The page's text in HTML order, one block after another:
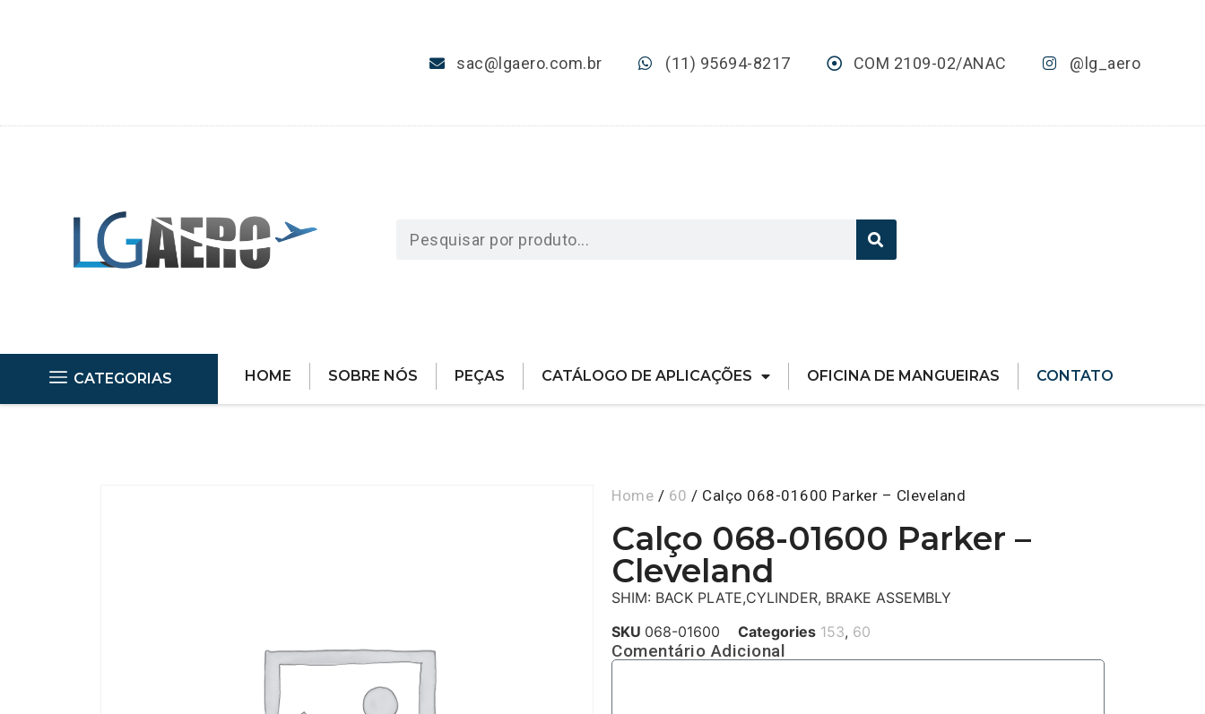
sac@lgaero.com.br (11) 95694-8217 COM 2109-02/ANAC @lg_aero
CATEGORIAS HOME SOBRE NÓS PEÇAS CATÁLOGO DE APLICAÇÕES OFICINA DE MANGUEIRAS CONTATO
Home / 60 / Calço 068-01600 Parker – Cleveland
Calço 068-01600 Parker –
Cleveland
SHIM: BACK PLATE,CYLINDER, BRAKE ASSEMBLY
SKU 068-01600 Categories 153, 60
Comentário Adicional